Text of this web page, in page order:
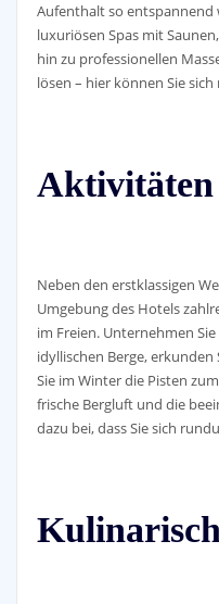
Aufenthalt so entspannend
luxuriösen Spas mit
hin zu professionellen
lösen – hier können Sie
Neben den erstklassigen
Umgebung des Hotels
im Freien. Unternehmen
idyllischen Berge, erkunden
Sie im Winter die Pisten
frische Bergluft und die
dazu bei, dass Sie sich